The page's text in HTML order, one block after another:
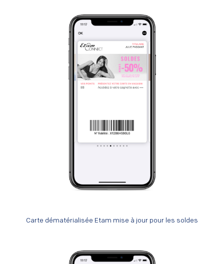
Carte dématérialisée Etam mise à jour pour les soldes